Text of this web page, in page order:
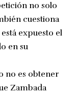
no solo
cuestiona
expuesto el
en su
no es obtener
Zambada